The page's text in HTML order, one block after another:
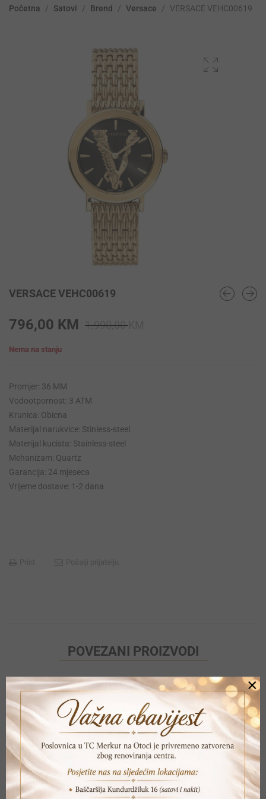
Početna / Satovi / Brend / Versace / VERSACE VEHC00619
VERSACE VEHC00619
1.990,00
796,00 KM
Nema na stanju
Promjer: 36 MM
Vodootpornost: 3 ATM
Krunica: Obicna
Materijal narukvice: Stinless-steel
Materijal kucista: Stainless-steel
Mehanizam: Quartz
Garancija: 24 mjeseca
Vrijeme dostave: 1-2 dana
POVEZANI PROIZVODI
×